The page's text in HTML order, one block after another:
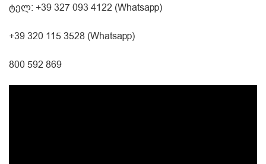
ტელ: +39 327 093 4122 (Whatsapp)
+39 320 115 3528 (Whatsapp)
800 592 869